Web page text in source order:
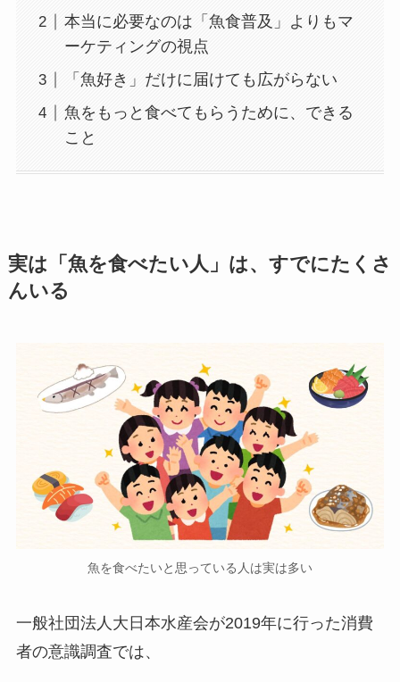
本当に必要なのは「魚食普及」よりもマ
ーケティングの視点
「魚好き」だけに届けても広がらない
魚をもっと食べてもらうために、できる
こと
実は「魚を食べたい人」は、すでにたくさ
んいる
魚を食べたいと思っている人は実は多い
一般社団法人大日本水産会が2019年に行った消費
者の意識調査では、